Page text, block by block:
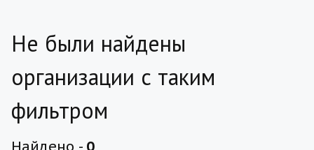
Не были найдены
организации с таким
фильтром